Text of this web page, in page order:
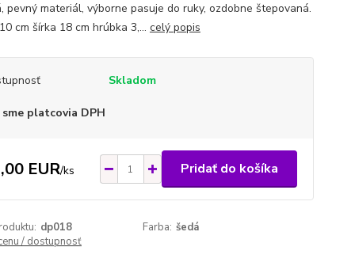
pevný materiál, výborne pasuje do ruky, ozdobne štepovaná.
cm šírka 18 cm hrúbka 3,... celý popis
Skladom
sme platcovia DPH
EUR/ks Pridať do košíka
dp018 Farba: šedá
/ dostupnosť